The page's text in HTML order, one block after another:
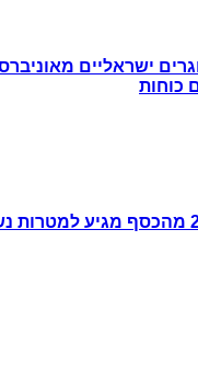
ישראליים
כוחות
הנתון המדהים: "פחות מ-2% מהכסף